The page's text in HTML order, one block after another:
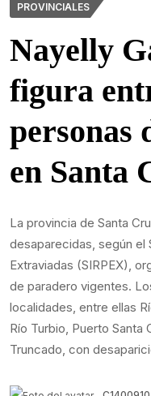
PROVINCIALES
Nayelly
figura
personas
en Santa
La provincia de Santa
desaparecidas, según el
Extraviadas (SIRPEX),
de paradero vigentes.
localidades, entre ellas
Río Turbio, Puerto Santa
Truncado, con